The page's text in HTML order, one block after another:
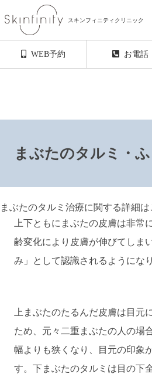
スキンフィニティクリニック
WEB予約 お電話
初診・再診ともにご予約の
まぶたのタルミ・
まぶたのタルミ治療に関する詳細は
上下ともにまぶたの皮膚は非常
齢変化により皮膚が伸びてしま
み」として認識されるようにな
上まぶたのたるんだ皮膚は目元
ため、元々二重まぶたの人の場
幅よりも狭くなり、目元の印象
す。下まぶたのタルミは目の下